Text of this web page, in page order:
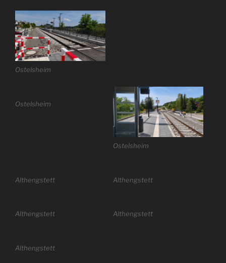
Ostelsheim
Ostelsheim
Ostelsheim
Althengstett Althengstett
Althengstett Althengstett
Althengstett